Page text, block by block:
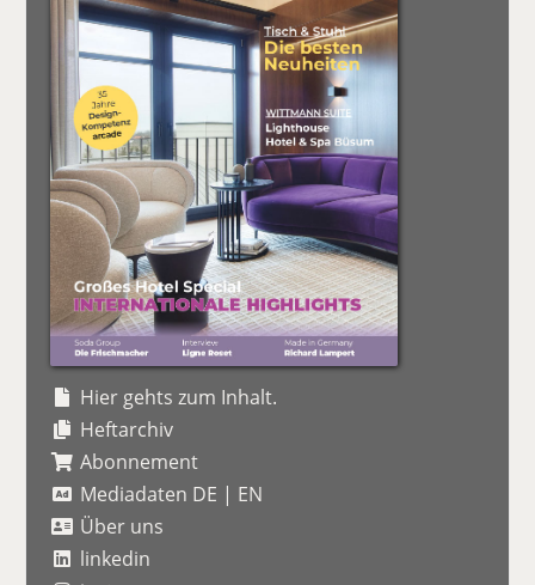
Hier gehts zum Inhalt.
Heftarchiv
Abonnement
Mediadaten DE | EN
Über uns
linkedin